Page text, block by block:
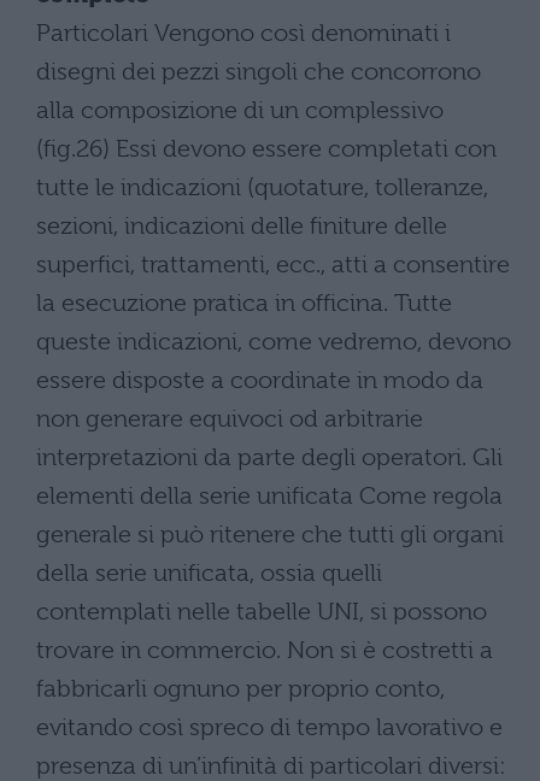
Particolari Vengono così denominati i
disegni dei pezzi singoli che concorrono
alla composizione di un complessivo
(fig.26) Essi devono essere completati con
tutte le indicazioni (quotature, tolleranze,
sezioni, indicazioni delle finiture delle
superfici, trattamenti, ecc., atti a consentire
la esecuzione pratica in officina. Tutte
queste indicazioni, come vedremo, devono
essere disposte a coordinate in modo da
non generare equivoci od arbitrarie
interpretazioni da parte degli operatori. Gli
elementi della serie unificata Come regola
generale si può ritenere che tutti gli organi
della serie unificata, ossia quelli
contemplati nelle tabelle UNI, si possono
trovare in commercio. Non si è costretti a
fabbricarli ognuno per proprio conto,
evitando così spreco di tempo lavorativo e
presenza di un’infinità di particolari diversi: